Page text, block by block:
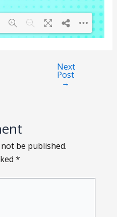
Next
Post
→
be published.
*